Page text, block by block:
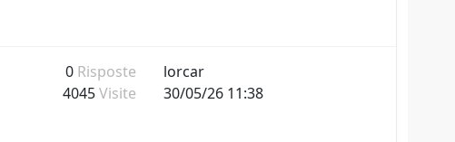
0 Risposte
4045Visite
lorcar
30/05/26 11:38